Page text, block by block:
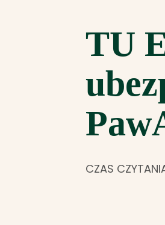
TU
CZAS